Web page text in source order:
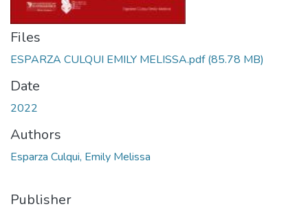
Files
ESPARZA CULQUI EMILY MELISSA.pdf(85.78 MB)
Date
2022
Authors
Esparza Culqui, Emily Melissa
Publisher